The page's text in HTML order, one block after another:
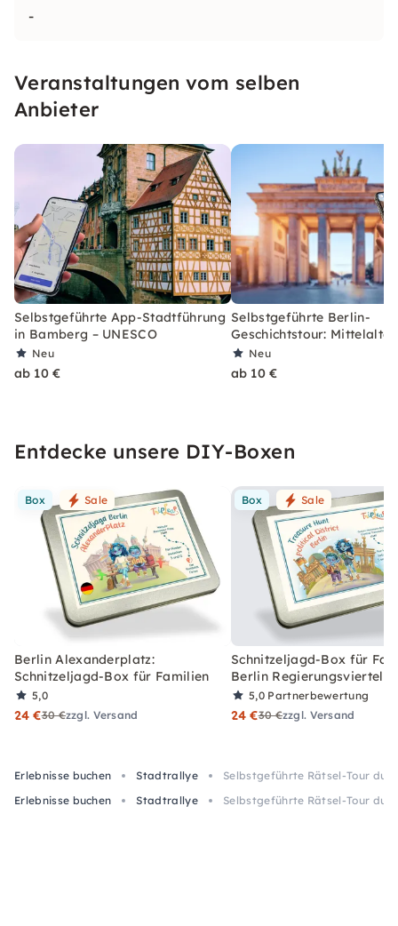
-
Veranstaltungen vom selben
Anbieter
Selbstgeführte App-Stadtführung
in Bamberg – UNESCO
Neu
ab 10 €
Selbstgeführte Berlin-
Geschichtstour:
Neu
ab 10 €
Entdecke unsere DIY-Boxen
Box Sale
Berlin Alexanderplatz:
Schnitzeljagd-Box für Familien
5,0
24 €30 €zzgl. Versand
Box Sale
Schnitzeljagd-Box für
Berlin Regierungsviertel
5,0 Partnerbewertung
24 €30 €zzgl. Versand
Erlebnisse buchen Stadtrallye
Selbstgeführte Rätsel-Tour
Erlebnisse buchen
Stadtrallye Selbstgeführte Rätsel-Tour